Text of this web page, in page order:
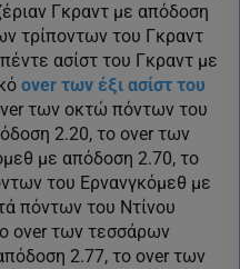
Γκραντ με απόδοση
τρίποντων του Γκραντ
ασίστ του Γκραντ με
over των έξι ασίστ του
των οκτώ πόντων του
2.20, το over των
με απόδοση 2.70, το
του Ερνανγκόμεθ με
πόντων του Ντίνου
over των τεσσάρων
2.77, το over των